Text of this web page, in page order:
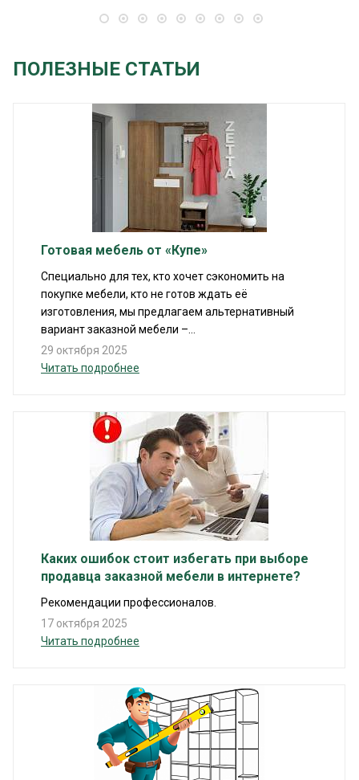
ПОЛЕЗНЫЕ СТАТЬИ
Готовая мебель от «Купе»
Специально для тех, кто хочет сэкономить на
покупке мебели, кто не готов ждать её
изготовления, мы предлагаем альтернативный
вариант заказной мебели –...
29 октября 2025
Читать подробнее
Каких ошибок стоит избегать при выборе
продавца заказной мебели в интернете?
Рекомендации профессионалов.
17 октября 2025
Читать подробнее